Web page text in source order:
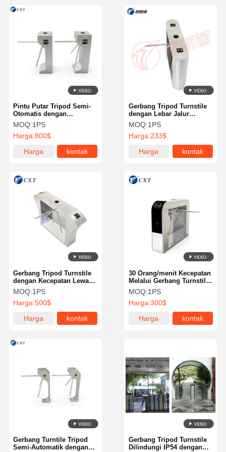
Produk Tur Pabrik
Gerbang Tripod Turnstile
dengan Lebar Jalur
550mm Tingkat
Perlindungan IP54 dan
Baja Berlapis Dingin 2.0
mm untuk Kontrol Akses
Aman
MOQ:1PS
Harga:233$
Harga
kontak
Pintu Putar Tripod Semi-
Otomatis dengan
Pengenalan Wajah & Sidik
Jari
MOQ:1PS
Harga:800$
Harga
kontak
30 Orang/menit Kecepatan
Melalui Gerbang Turnstile
Tripod dengan Lebar Jalur
600mm dan Interface
Output Relay untuk
Kontrol Akses yang Aman
MOQ:1PS
Harga:300$
Harga
kontak
Gerbang Tripod Turnstile
dengan Kecepatan Lewat
30 Orang/menit, Lebar
Jalur 600mm, dan
Antarmuka Output Relay
untuk Kontrol Akses yang
Efisien
MOQ:1PS
Harga:500$
Harga
kontak
Gerbang Tripod Turnstile
Dilindungi IP54 dengan
Gerbang Turntile Tripod
Semi-Automatik dengan